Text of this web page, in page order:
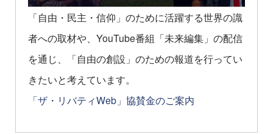
「自由・民主・信仰」のために活躍する世界の識
者への取材や、YouTube番組「未来編集」の配信
を通じ、「自由の創設」のための報道を行ってい
きたいと考えています。
「ザ・リバティWeb」協賛金のご案内